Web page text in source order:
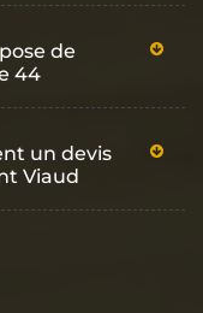
de
44
un devis
Viaud